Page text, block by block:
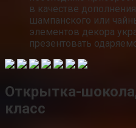
в качестве
шампанского или
элементов декора
презентовать
Открытка-
класс